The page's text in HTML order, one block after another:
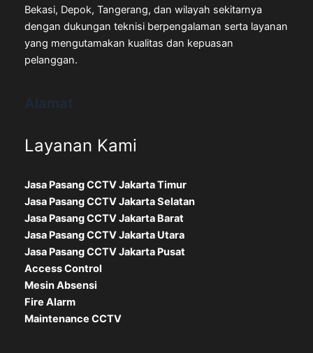
Bekasi, Depok, Tangerang, dan wilayah sekitarnya
dengan dukungan teknisi berpengalaman serta layanan
yang mengutamakan kualitas dan kepuasan
pelanggan.
Alamat
Layanan Kami
Jasa Pasang CCTV Jakarta Timur
Jasa Pasang CCTV Jakarta Selatan
Jasa Pasang CCTV Jakarta Barat
Jasa Pasang CCTV Jakarta Utara
Jasa Pasang CCTV Jakarta Pusat
Access Control
Mesin Absensi
Fire Alarm
Maintenance CCTV